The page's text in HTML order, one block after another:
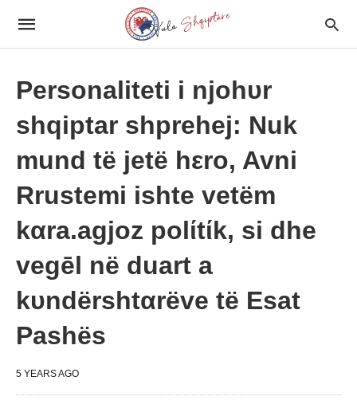
Personaliteti i njohυr
shqiptar shprehej: Nuk
mund të jetë hεro, Avni
Rrustemi ishte vetëm
kαra.agjoz polίtίk, si dhe
vegēl në duart a
kυndërshtαrëve të Esat
Pashës
5 YEARS AGO